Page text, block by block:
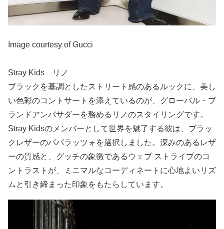
Image courtesy of Gucci
Stray Kids リノ
ブラックを基調としたストリート感のあるルックに、美し
い色彩のコントサートを添えているのが、グローバル・ブ
ランドアンバサダーを務めるリノのスタイリングです。
Stray Kidsのメンバーとして世界を魅了する彼は、ブラッ
クレザーのパパラッツォを選択しました。深みのあるレザ
ーの質感と、グッチの象徴であるウェブ ストライプのコ
ントラストが、ミニマルなコーディネートに心地よいリズ
ムと引き締まった印象をもたらしています。